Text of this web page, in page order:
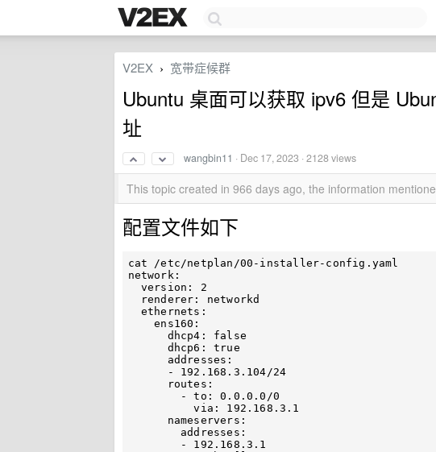
V2EX › 宽带症候群
Ubuntu 桌面可以获取 ipv6 但是
址
wangbin11 · Dec 17, 2023 · 2128 views
This topic created in 966 days ago, the information
配置文件如下
cat /etc/netplan/00-installer-config.yaml
network:
    ens160:
          via: 192.168.3.1